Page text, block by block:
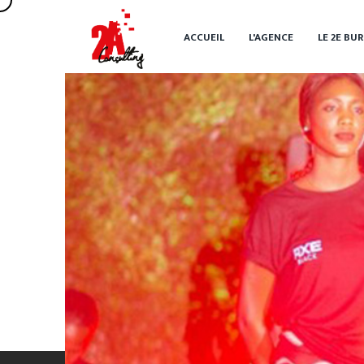
ACCUEIL L'AGENCE LE 2E